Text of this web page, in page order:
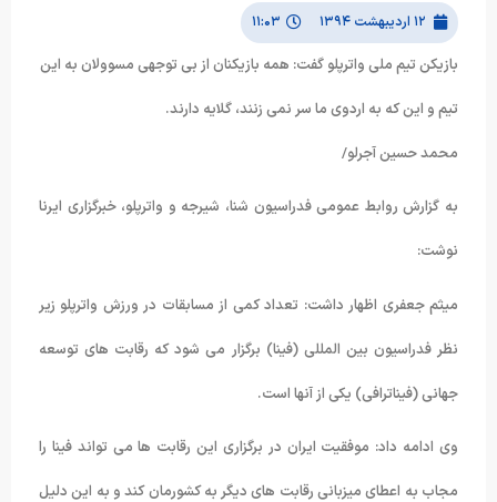
۱۲ اردیبهشت ۱۳۹۴ ۱۱:۰۳
بازیکن تیم ملی واترپلو گفت: همه بازیکنان از بی توجهی مسوولان به این
تیم و این که به اردوی ما سر نمی زنند، گلایه دارند.
محمد حسین آجرلو/
به گزارش روابط عمومی فدراسیون شنا، شیرجه و واترپلو، خبرگزاری ایرنا
نوشت:
میثم جعفری اظهار داشت: تعداد کمی از مسابقات در ورزش واترپلو زیر
نظر فدراسیون بین المللی (فینا) برگزار می شود که رقابت های توسعه
جهانی (فیناترافی) یکی از آنها است.
وی ادامه داد: موفقیت ایران در برگزاری این رقابت ها می تواند فینا را
مجاب به اعطای میزبانی رقابت های دیگر به کشورمان کند و به این دلیل